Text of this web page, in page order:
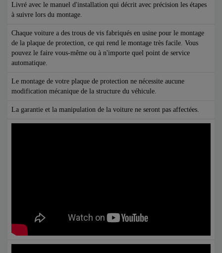
Livré avec le manuel d'installation qui décrit avec précision les étapes
à suivre lors du montage.
Chaque voiture a des trous de vis fabriqués en usine pour le montage
de la plaque de protection, ce qui rend le montage très facile. Vous
pouvez le faire vous-même ou à n'importe quel point de service
automatique.
Le montage de votre plaque de protection ne nécessite aucune
modification mécanique de la structure du véhicule.
La garantie et la manipulation de la voiture ne seront pas affectées.